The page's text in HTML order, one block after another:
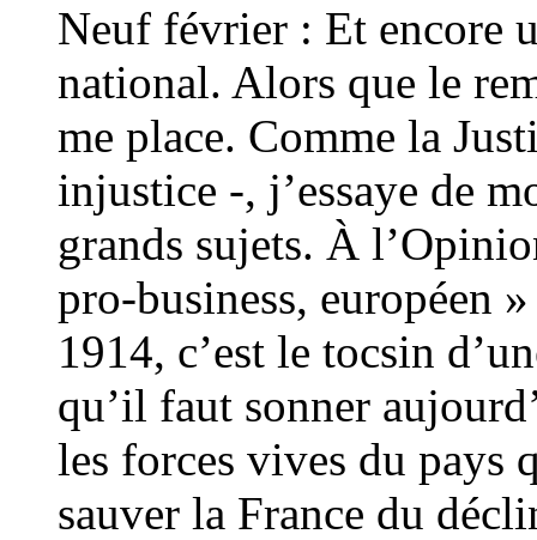
Neuf février : Et encore
national. Alors que le
me place. Comme la
injustice -, j’essaye de
grands sujets. À
pro-business, européen
1914, c’est le tocsin
qu’il faut sonner
les forces vives du pays
sauver la France du